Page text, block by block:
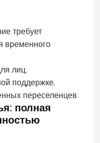
требует
временного
лиц,
поддержке,
переселенцев.
полная